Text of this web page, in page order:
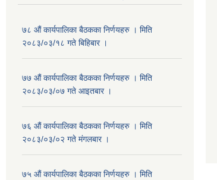
७८ औं कार्यपालिका बैठकका निर्णयहरु । मिति
२०८३/०३/१८ गते बिहिबार ।
७७ औं कार्यपालिका बैठकका निर्णयहरु । मिति
२०८३/०३/०७ गते आइतबार ।
७६ औं कार्यपालिका बैठकका निर्णयहरु । मिति
२०८३/०३/०२ गते मंगलबार ।
७५ औं कार्यपालिका बैठकका निर्णयहरु । मिति